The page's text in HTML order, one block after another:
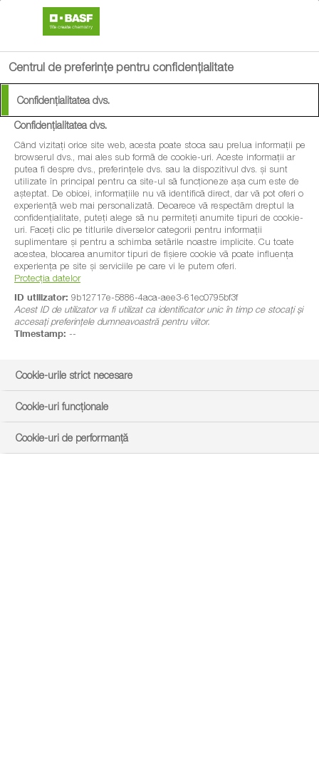
Centrul de preferințe pentru confidențialitate
Confidențialitatea dvs.
Confidențialitatea dvs.
Când vizitați orice site web, acesta poate stoca sau prelua informații pe
browserul dvs., mai ales sub formă de cookie-uri. Aceste informații ar
putea fi despre dvs., preferințele dvs. sau la dispozitivul dvs. și sunt
utilizate în principal pentru ca site-ul să funcționeze așa cum este de
așteptat. De obicei, informațiile nu vă identifică direct, dar vă pot oferi o
experiență web mai personalizată. Deoarece vă respectăm dreptul la
confidențialitate, puteți alege să nu permiteți anumite tipuri de cookie-
uri. Faceți clic pe titlurile diverselor categorii pentru informații
suplimentare și pentru a schimba setările noastre implicite. Cu toate
acestea, blocarea anumitor tipuri de fișiere cookie vă poate influența
experiența pe site și serviciile pe care vi le putem oferi.
Protecția datelor
ID utilizator: 9b12717e-5886-4aca-aee3-61ec0795bf3f
Acest ID de utilizator va fi utilizat ca identificator unic în timp ce stocați și
accesați preferințele dumneavoastră pentru viitor.
Timestamp: --
Cookie-urile strict necesare
Cookie-uri funcționale
Cookie-uri de performanță